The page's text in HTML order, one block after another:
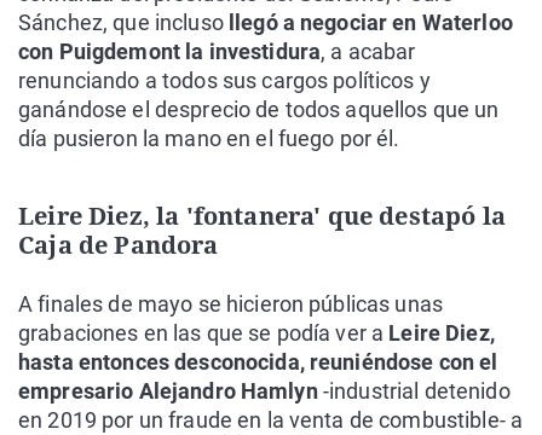
Sánchez, que incluso
llegó a negociar en Waterloo
con Puigdemont la investidura, a acabar
renunciando a todos sus cargos políticos y
ganándose el desprecio de todos aquellos que un
día pusieron la mano en el fuego por él.
Leire Diez, la 'fontanera' que destapó la
Caja de Pandora
A finales de mayo se hicieron públicas unas
grabaciones en las que se podía ver a Leire Diez,
hasta entonces desconocida, reuniéndose con el
empresario Alejandro Hamlyn-industrial detenido
en 2019 por un fraude en la venta de combustible- a